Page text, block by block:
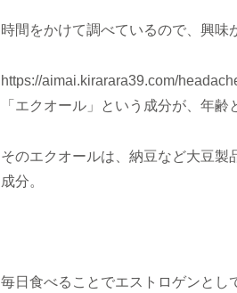
時間をかけて調べているので、興味
https://aimai.kirarara39.com/
「エクオール」という成分が、年
そのエクオールは、納豆など大豆
成分。
毎日食べることでエストロゲンとし